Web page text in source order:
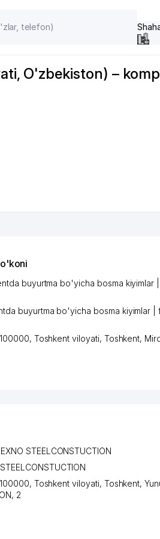
O'zbekiston) –
buyurtma bo'yicha bosma kiyimlar
buyurtma bo'yicha bosma kiyimlar |
Toshkent viloyati, Toshkent,
STEELCONSTUCTION
Toshkent viloyati, Toshkent,
, 2